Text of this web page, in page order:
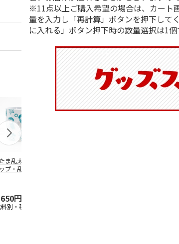
ま乱太郎 マグ
プ・乱太郎・き
円
別・税込)
※11点以上ご購入希望の場合は、カート
量を入力し「再計算」ボタンを押下して
に入れる」ボタン押下時の数量選択は1個